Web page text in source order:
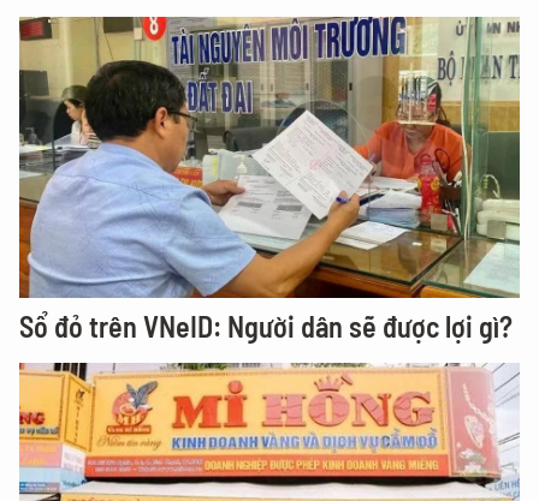
Sổ đỏ trên VNeID: Người dân sẽ được lợi gì?